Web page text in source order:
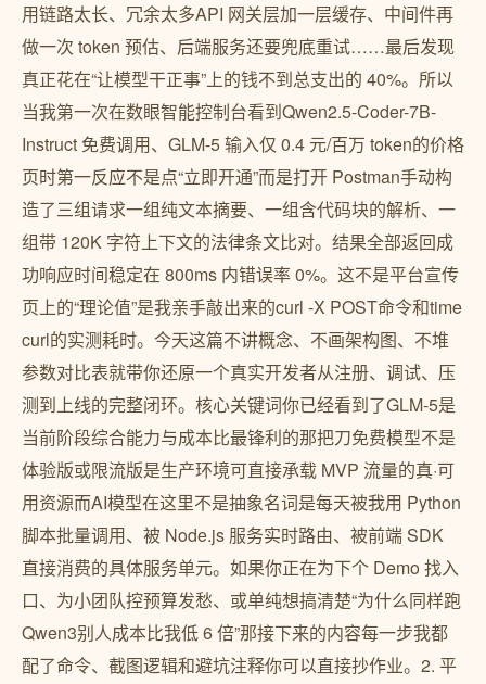
用链路太长、冗余太多API 网关层加一层缓存、中间件再
做一次 token 预估、后端服务还要兜底重试……最后发现
真正花在“让模型干正事”上的钱不到总支出的 40%。所以
当我第一次在数眼智能控制台看到Qwen2.5-Coder-7B-
Instruct 免费调用、GLM-5 输入仅 0.4 元/百万 token的价格
页时第一反应不是点“立即开通”而是打开 Postman手动构
造了三组请求一组纯文本摘要、一组含代码块的解析、一
组带 120K 字符上下文的法律条文比对。结果全部返回成
功响应时间稳定在 800ms 内错误率 0%。这不是平台宣传
页上的“理论值”是我亲手敲出来的curl -X POST命令和time
curl的实测耗时。今天这篇不讲概念、不画架构图、不堆
参数对比表就带你还原一个真实开发者从注册、调试、压
测到上线的完整闭环。核心关键词你已经看到了GLM-5是
当前阶段综合能力与成本比最锋利的那把刀免费模型不是
体验版或限流版是生产环境可直接承载 MVP 流量的真·可
用资源而AI模型在这里不是抽象名词是每天被我用 Python
脚本批量调用、被 Node.js 服务实时路由、被前端 SDK
直接消费的具体服务单元。如果你正在为下个 Demo 找入
口、为小团队控预算发愁、或单纯想搞清楚“为什么同样跑
Qwen3别人成本比我低 6 倍”那接下来的内容每一步我都
配了命令、截图逻辑和避坑注释你可以直接抄作业。2. 平